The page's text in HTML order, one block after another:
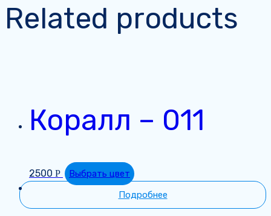
Related products
Коралл – 011
2500 Р
Выбрать цвет
Подробнее